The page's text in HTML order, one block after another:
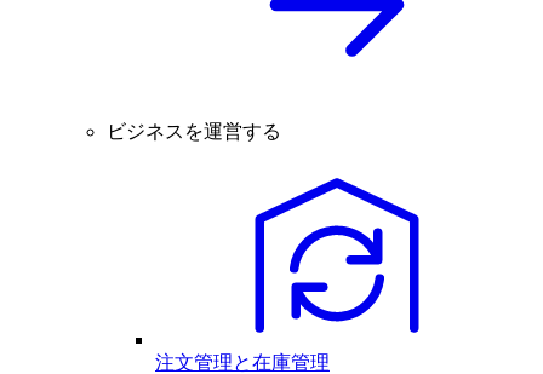
ビジネスを運営する
注文管理と在庫管理